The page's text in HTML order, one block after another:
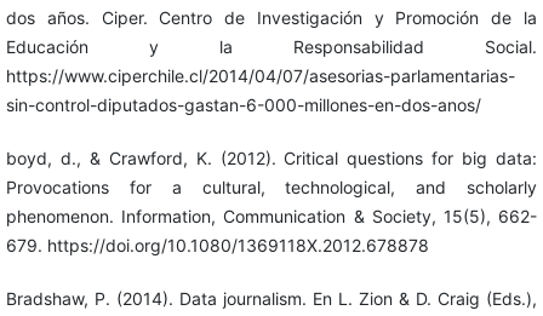
dos años. Ciper. Centro de Investigación y Promoción de la
Educación y la Responsabilidad Social.
https://www.ciperchile.cl/2014/04/07/asesorias-parlamentarias-
sin-control-diputados-gastan-6-000-millones-en-dos-anos/
boyd, d., & Crawford, K. (2012). Critical questions for big data:
Provocations for a cultural, technological, and scholarly
phenomenon. Information, Communication & Society, 15(5), 662-
679. https://doi.org/10.1080/1369118X.2012.678878
Bradshaw, P. (2014). Data journalism. En L. Zion & D. Craig (Eds.),